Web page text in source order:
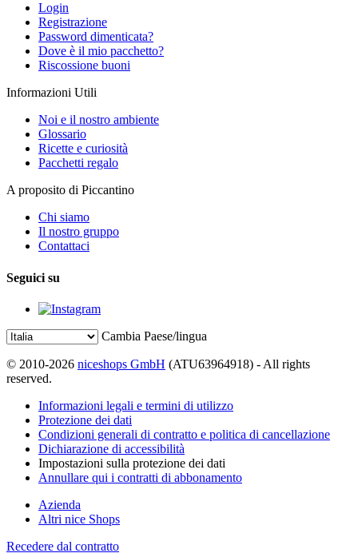
Login
Registrazione
Password dimenticata?
Dove è il mio pacchetto?
Riscossione buoni
Informazioni Utili
Noi e il nostro ambiente
Glossario
Ricette e curiosità
Pacchetti regalo
A proposito di Piccantino
Chi siamo
Il nostro gruppo
Contattaci
Seguici su
Cambia Paese/lingua
© 2010-2026 niceshops GmbH (ATU63964918) - All rights
reserved.
Informazioni legali e termini di utilizzo
Protezione dei dati
Condizioni generali di contratto e politica di cancellazione
Dichiarazione di accessibilità
Impostazioni sulla protezione dei dati
Annullare qui i contratti di abbonamento
Azienda
Altri nice Shops
Recedere dal contratto